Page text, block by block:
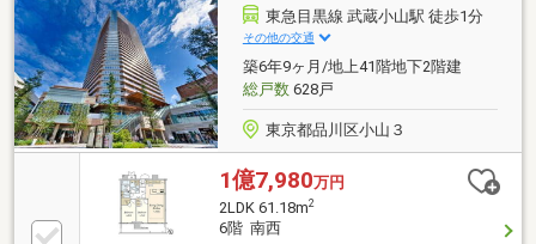
ルーム付・スカイラウンジ等の共用施設有・ペット飼
育可(細則有・足洗い場有)▼設備・EV充電設備※専有面
積にトランクルーム面積1.25平米を含む※正しい間取り
はLDK+S(納戸)です
東急目黒線 武蔵小山駅 徒歩1分
その他の交通
築6年9ヶ月/地上41階地下2階建
総戸数628戸
東京都品川区小山３
1億7,980万円
2LDK 61.18m2
6階 南西